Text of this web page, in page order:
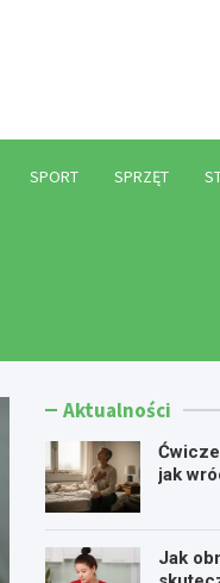
SPORT SPRZĘT
Aktualności
jak
Jak